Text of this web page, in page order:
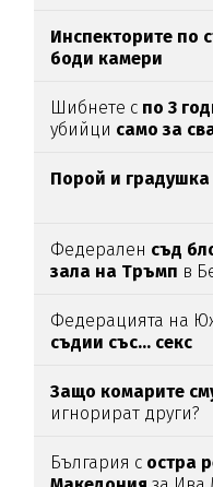
Инспекторите по
боди камери
Шибнете с по 3
убийци само за
Порой и градушка
Федерален съд
зала на Тръмп в
Федерацията на
съдии със... секс
Защо комарите
игнорират други?
България с остра